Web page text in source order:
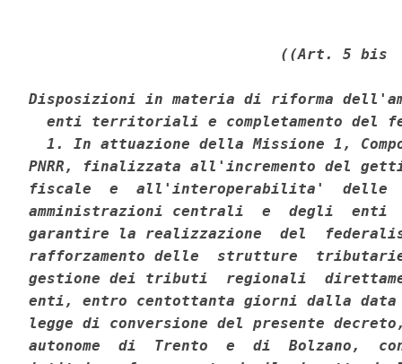
((Art. 5 bis
Disposizioni in materia di riforma
enti territoriali e completamento del
1. In attuazione della Missione 1,
PNRR, finalizzata all'incremento del
fiscale  e  all'interoperabilita'  delle
amministrazioni centrali  e  degli
garantire la realizzazione  del
rafforzamento delle  strutture
gestione dei tributi  regionali
enti, entro centottanta giorni dalla
legge di conversione del presente
autonome  di  Trento  e  di  Bolzano,